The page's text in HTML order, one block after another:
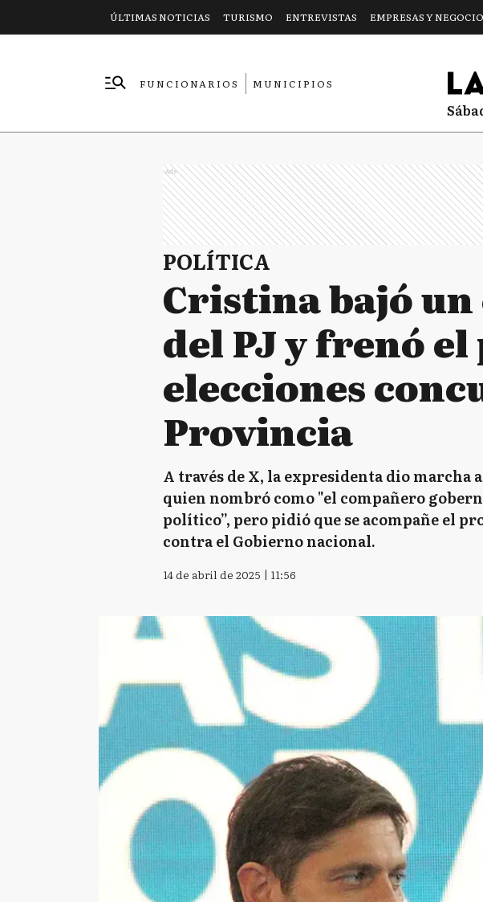
ÚLTIMAS NOTICIAS TURISMO ENTREVISTAS EMPRESAS Y
FUNCIONARIOS
MUNICIPIOS
Ads
POLÍTICA
Cristina bajó
del PJ y frenó
elecciones
Provincia
A través de X, la expresidenta dio marcha
quien nombró como "el compañero
político”, pero pidió que se acompañe el
contra el Gobierno nacional.
14 de abril de 2025 | 11:56